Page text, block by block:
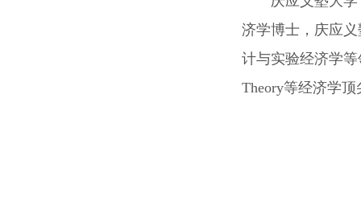
济学博士，庆应
计与实验经济学
Theory等经济学顶